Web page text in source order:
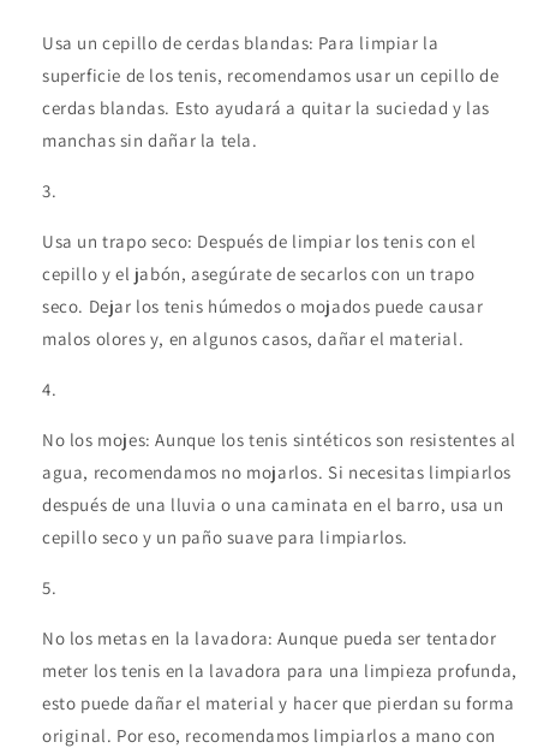
Usa un cepillo de cerdas blandas: Para limpiar la
superficie de los tenis, recomendamos usar un cepillo de
cerdas blandas. Esto ayudará a quitar la suciedad y las
manchas sin dañar la tela.
Usa un trapo seco: Después de limpiar los tenis con el
cepillo y el jabón, asegúrate de secarlos con un trapo
seco. Dejar los tenis húmedos o mojados puede causar
malos olores y, en algunos casos, dañar el material.
No los mojes: Aunque los tenis sintéticos son resistentes al
agua, recomendamos no mojarlos. Si necesitas limpiarlos
después de una lluvia o una caminata en el barro, usa un
cepillo seco y un paño suave para limpiarlos.
No los metas en la lavadora: Aunque pueda ser tentador
meter los tenis en la lavadora para una limpieza profunda,
esto puede dañar el material y hacer que pierdan su forma
original. Por eso, recomendamos limpiarlos a mano con